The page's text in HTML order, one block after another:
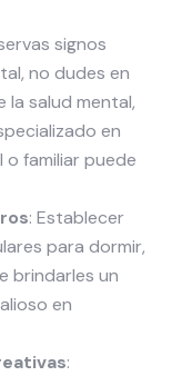
signos
no dudes en
la salud mental,
en
familiar puede
: Establecer
para dormir,
brindarles un
en
: